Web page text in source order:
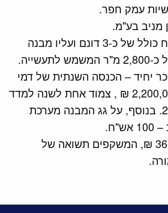
עמק חפר.
מניב בע"מ.
ממכר- מגרש בשטח כולל של כ-3 דונם ועליו מבנה
בשטח בנוי כולל של כ-2,800 מ"ר המשמש לתעשייה.
יחיד – הכנסה השנתית של דמי
שכירות הינה כ-2,200,000 ₪ , צמוד אחת לשנה למדד
חודש פברואר 2023. בנוסף, על גג המבנה מערכת
תמורה – 36,650,000 ₪, המשקפים תשואה של